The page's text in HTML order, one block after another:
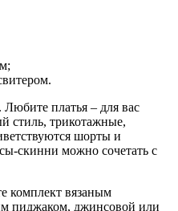
платья – для вас
стиль, трикотажные,
шорты и
скинни можно сочетать с
комплект вязаным
пиджаком, джинсовой или